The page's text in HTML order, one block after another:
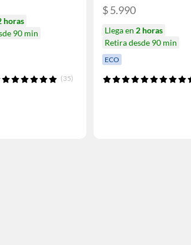
horas
90 min
(35)
$ 5.990
Llega en 2 horas
Retira desde 90 min
ECO